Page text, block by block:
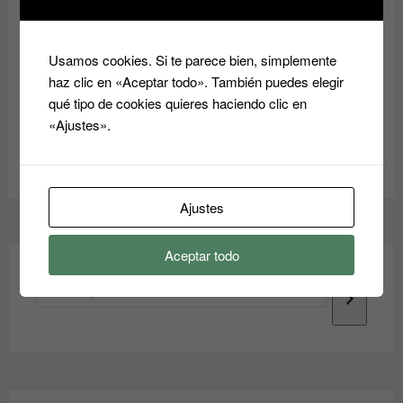
35.00€
Añadir al
carrito
Usamos cookies. Si te parece bien, simplemente
haz clic en «Aceptar todo». También puedes elegir
qué tipo de cookies quieres haciendo clic en
«Ajustes».
Ajustes
Aceptar todo